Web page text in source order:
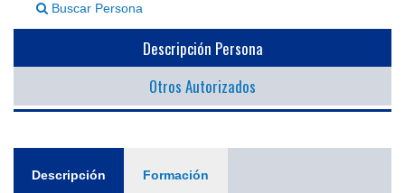
Buscar Persona
Descripción Persona
Otros Autorizados
Descripción (solapaFormación